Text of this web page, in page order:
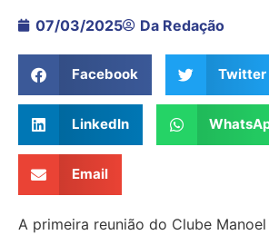
07/03/2025 Da Redação
Facebook Twitter
LinkedIn
Email
A primeira reunião do Clube